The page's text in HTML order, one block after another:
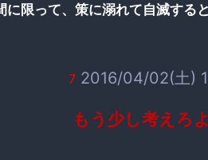
限って、策に溺れて自滅する
7 2016/04/02(土)
もう少し考えろ